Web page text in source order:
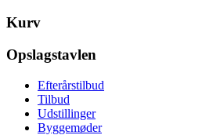
Kurv
Opslagstavlen
Efterårstilbud
Tilbud
Udstillinger
Byggemøder